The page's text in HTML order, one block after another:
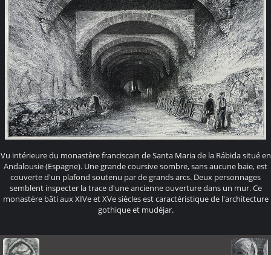
Vu intérieure du monastère franciscain de Santa Maria de la Rábida situé en
Andalousie (Espagne). Une grande coursive sombre, sans aucune baie, est
couverte d'un plafond soutenu par de grands arcs. Deux personnages
semblent inspecter la trace d'une ancienne ouverture dans un mur. Ce
monastère bâti aux XIVe et XVe siècles est caractéristique de l'architecture
gothique et mudéjar.